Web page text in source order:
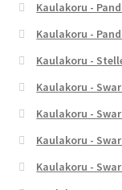
Kaulakoru -
Kaulakoru -
Kaulakoru -
Kaulakoru -
Kaulakoru -
Kaulakoru -
Kaulakoru -